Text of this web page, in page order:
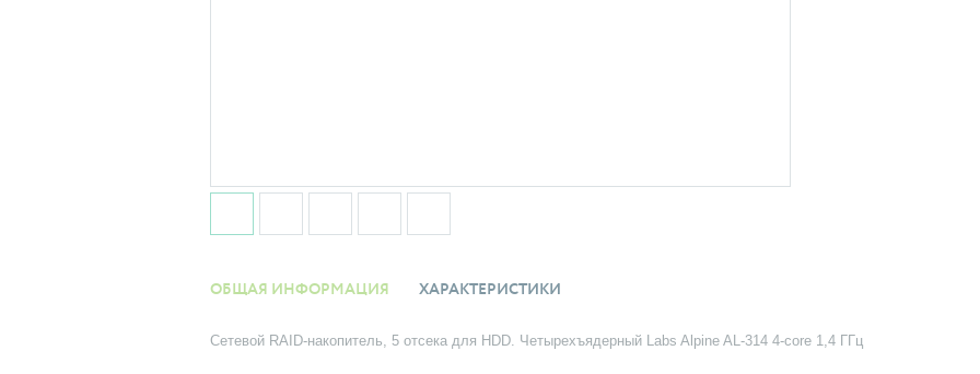
ОБЩАЯ ИНФОРМАЦИЯ ХАРАКТЕРИСТИКИ
Сетевой RAID-накопитель, 5 отсека для HDD. Четырехъядерный Labs Alpine AL-314 4-core 1,4 ГГц